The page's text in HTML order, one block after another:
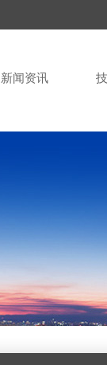
新闻资讯